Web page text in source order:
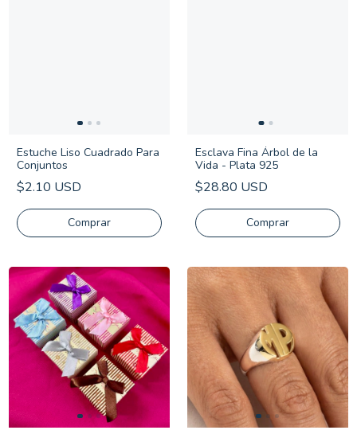
Estuche Liso Cuadrado Para
Conjuntos
$2.10 USD
Comprar
Esclava Fina Árbol de la
Vida - Plata 925
$28.80 USD